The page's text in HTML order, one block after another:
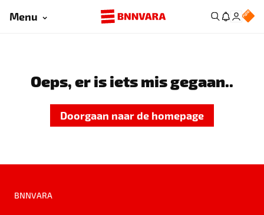
Menu
Oeps, er is iets mis gegaan..
Doorgaan naar de homepage
BNNVARA